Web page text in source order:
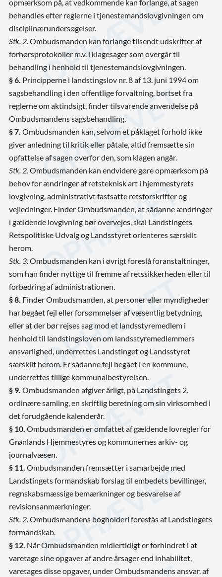
opmærksom på, at vedkommende kan forlange, at sagen
behandles efter reglerne i tjenestemandslovgivningen om
disciplinærundersøgelser.
Stk. 2. Ombudsmanden kan forlange tilsendt udskrifter af
forhørsprotokoller m.v. i klagesager som overgår til
behandling i henhold til tjenestemandslovgivningen.
§ 6. Principperne i landstingslov nr. 8 af 13. juni 1994 om
sagsbehandling i den offentlige forvaltning, bortset fra
reglerne om aktindsigt, finder tilsvarende anvendelse på
Ombudsmandens sagsbehandling.
§ 7. Ombudsmanden kan, selvom et påklaget forhold ikke
giver anledning til kritik eller påtale, altid fremsætte sin
opfattelse af sagen overfor den, som klagen angår.
Stk. 2. Ombudsmanden kan endvidere gøre opmærksom på
behov for ændringer af retsteknisk art i hjemmestyrets
lovgivning, administrativt fastsatte retsforskrifter og
vejledninger. Finder Ombudsmanden, at sådanne ændringer
i gældende lovgivning bør overvejes, skal Landstingets
Retspolitiske Udvalg og Landsstyret orienteres særskilt
herom.
Stk. 3. Ombudsmanden kan i øvrigt foreslå foranstaltninger,
som han finder nyttige til fremme af retssikkerheden eller til
forbedring af administrationen.
§ 8. Finder Ombudsmanden, at personer eller myndigheder
har begået fejl eller forsømmelser af væsentlig betydning,
eller at der bør rejses sag mod et landsstyremedlem i
henhold til landstingsloven om landsstyremedlemmers
ansvarlighed, underrettes Landstinget og Landsstyret
særskilt herom. Er sådanne fejl begået i en kommune,
underrettes tillige kommunalbestyrelsen.
§ 9. Ombudsmanden afgiver årligt, på Landstingets 2.
ordinære samling, en skriftlig beretning om sin virksomhed i
det forudgående kalenderår.
§ 10. Ombudsmanden er omfattet af gældende lovregler for
Grønlands Hjemmestyres og kommunernes arkiv- og
journalvæsen.
§ 11. Ombudsmanden fremsætter i samarbejde med
Landstingets formandskab forslag til embedets bevillinger,
regnskabsmæssige bemærkninger og besvarelse af
revisionsanmærkninger.
Stk. 2. Ombudsmandens bogholderi forestås af Landstingets
formandskab.
§ 12. Når Ombudsmanden midlertidigt er forhindret i at
varetage sine opgaver af andre årsager end inhabilitet,
varetages disse opgaver, under Ombudsmandens ansvar, af